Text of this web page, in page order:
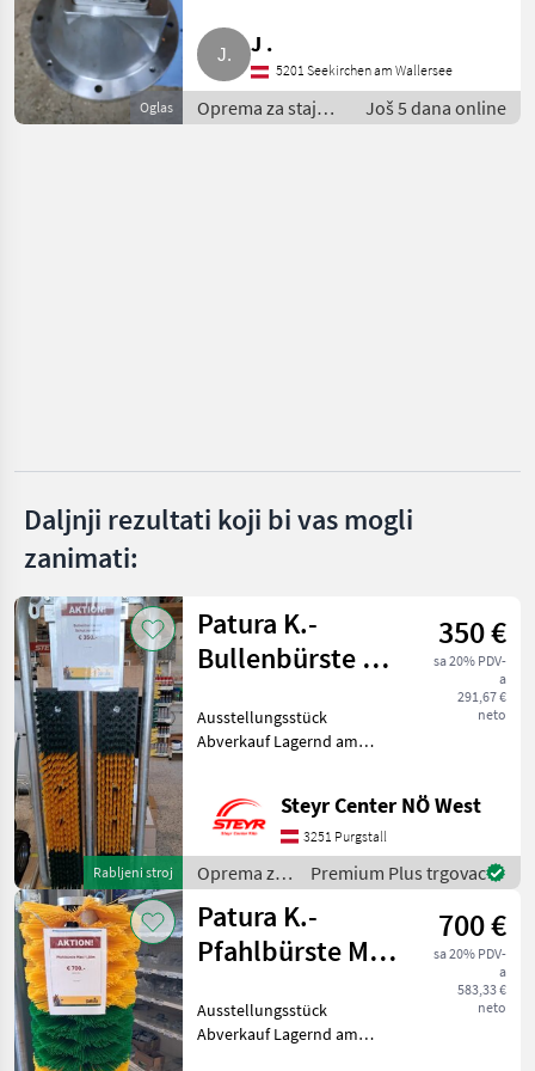
Lanker
Oglas
J .
5201 Seekirchen am Wallersee
Oprema za staju i
mljekarstvo /
Još 5 dana online
Daljnji rezultati koji bi vas mogli
zanimati:
Rabljeni stroj
Patura K.-
Bullenbürste mit
350 €
sa 20% PDV-
a
291,67 €
neto
Ausstellungsstück
Abverkauf Lagernd am
Oprema za staju i
mljekarstvo Oprema za
uzgoj i njegu životinja
Steyr Center NÖ West
3251 Purgstall
Oprema za
staju i
mljekarstvo
/ Patura
Premium Plus trgovac
Patura K.-
Pfahlbürste Maxi
700 €
sa 20% PDV-
a
583,33 €
neto
Ausstellungsstück
Abverkauf Lagernd am